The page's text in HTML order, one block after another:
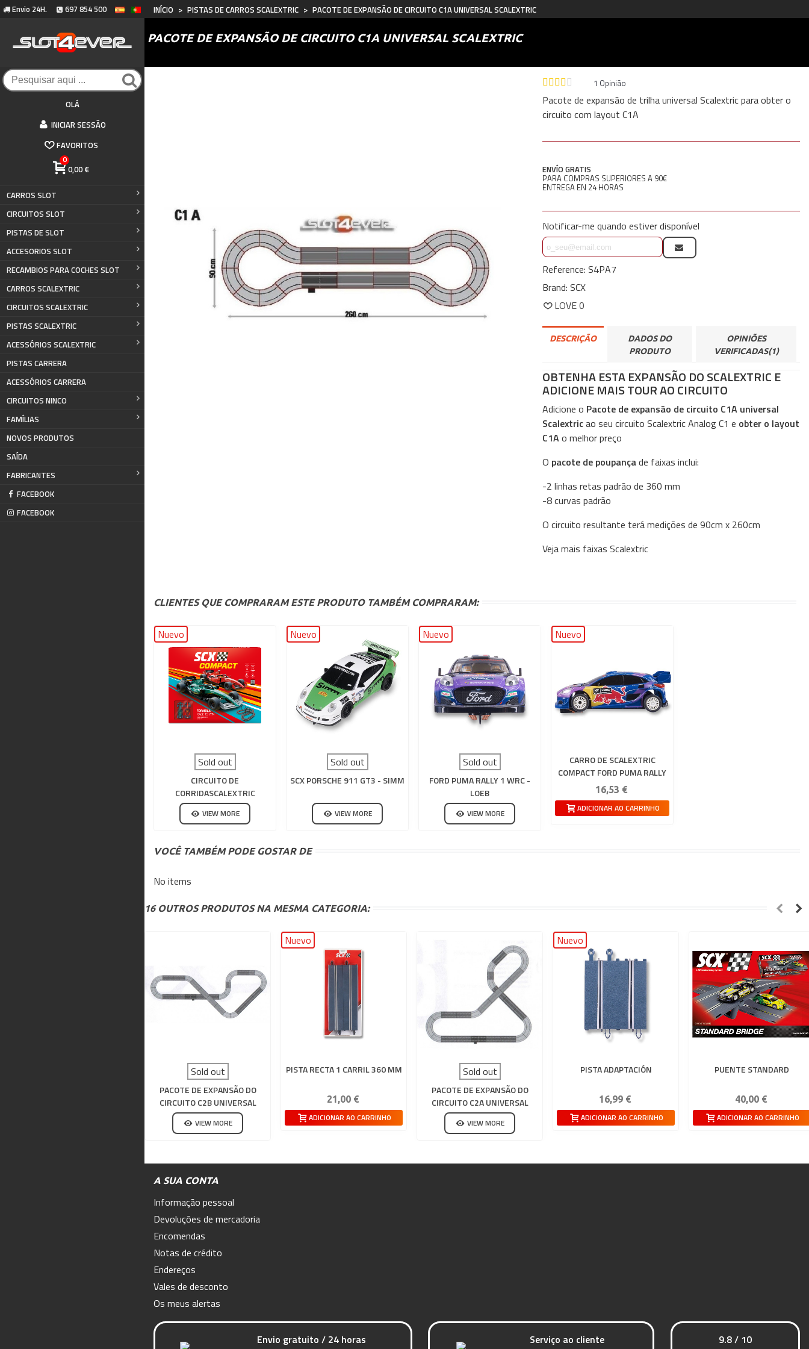
Envio 24H. 697 854 500
OLÁ
INICIAR SESSÃO
FAVORITOS
0
0,00 €
CARROS SLOT
CIRCUITOS SLOT
PISTAS DE SLOT
ACCESORIOS SLOT
RECAMBIOS PARA COCHES SLOT
CARROS SCALEXTRIC
CIRCUITOS SCALEXTRIC
PISTAS SCALEXTRIC
ACESSÓRIOS SCALEXTRIC
PISTAS CARRERA
ACESSÓRIOS CARRERA
CIRCUITOS NINCO
FAMÍLIAS
NOVOS PRODUTOS
SAÍDA
FABRICANTES
FACEBOOK
FACEBOOK
INÍCIO > PISTAS DE CARROS SCALEXTRIC > PACOTE DE EXPANSÃO DE CIRCUITO C1A UNIVERSAL SCALEXTRIC
PACOTE DE EXPANSÃO DE CIRCUITO C1A UNIVERSAL SCALEXTRIC
1 Opinião
Pacote de expansão de trilha universal Scalextric para obter o
circuito com layout C1A
ENVÍO GRATIS
PARA COMPRAS SUPERIORES A 90€
ENTREGA EN 24 HORAS
Notificar-me quando estiver disponível
Reference: S4PA7
Brand: SCX
LOVE0
DESCRIÇÃO
DADOS DO
PRODUTO
OPINIÕES
VERIFICADAS(1)
OBTENHA ESTA EXPANSÃO DO SCALEXTRIC E
ADICIONE MAIS TOUR AO CIRCUITO
Adicione o Pacote de expansão de circuito C1A universal
Scalextricao seu circuito Scalextric Analog C1 e obter o layout
C1Ao melhor preço
O pacote de poupançade faixas inclui:
-2 linhas retas padrão de 360 mm
-8 curvas padrão
O circuito resultante terá medições de90cm x 260cm
Veja mais faixas Scalextric
CLIENTES QUE COMPRARAM ESTE PRODUTO TAMBÉM COMPRARAM:
Nuevo
Sold out
CIRCUITO DE
CORRIDASCALEXTRIC
COMPACT FORMULA RACE TO
WIN
VIEW MORE
Nuevo
Sold out
SCX PORSCHE 911 GT3 - SIMM
VIEW MORE
Nuevo
Sold out
FORD PUMA RALLY 1 WRC -
LOEB
VIEW MORE
Nuevo
CARRO DE SCALEXTRIC
COMPACT FORD PUMA RALLY
1 WRC - MONTECARLO
16,53 €
ADICIONAR AO CARRINHO
VOCÊ TAMBÉM PODE GOSTAR DE
No items
16 OUTROS PRODUTOS NA MESMA CATEGORIA:
Sold out
PACOTE DE EXPANSÃO DO
CIRCUITO C2B UNIVERSAL
SCALEXTRIC
VIEW MORE
Nuevo
PISTA RECTA 1 CARRIL 360 MM
21,00 €
ADICIONAR AO CARRINHO
Sold out
PACOTE DE EXPANSÃO DO
CIRCUITO C2A UNIVERSAL
SCALEXTRIC
VIEW MORE
Nuevo
PISTA ADAPTACIÓN
16,99 €
ADICIONAR AO CARRINHO
PUENTE STANDARD
40,00 €
ADICIONAR AO CARRINHO
A SUA CONTA
Informação pessoal
Devoluções de mercadoria
Encomendas
Notas de crédito
Endereços
Vales de desconto
Os meus alertas
Envio gratuito / 24 horas
Serviço ao cliente
9.8 / 10